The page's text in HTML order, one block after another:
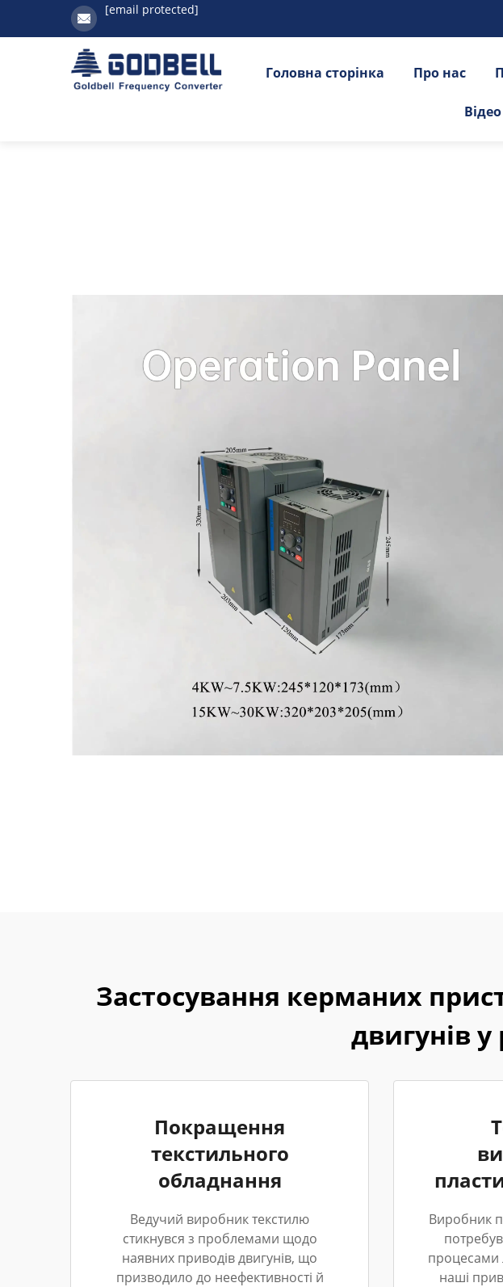
[email protected]
Головна сторінка Про нас
Відео
Застосування керманих
двигунів
Покращення
текстильного
обладнання
Ведучий виробник текстилю
стикнувся з проблемами щодо
наявних приводів двигунів, що
призводило до неефективності й
Виробник
процесами
наші